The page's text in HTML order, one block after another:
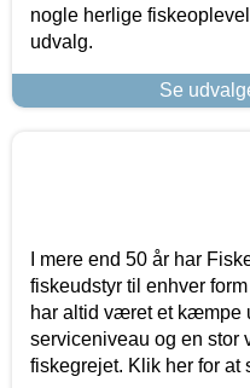
nogle herlige
udvalg.
Se
I mere end 50 år har
fiskeudstyr til enhver
har altid været et kæmpe
serviceniveau og en stor
fiskegrejet. Klik her for at